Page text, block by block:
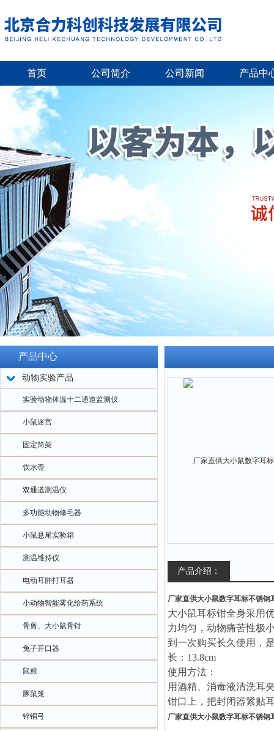
首页 公司简介 公司新闻 产品中
产品中心
动物实验产品
实验动物体温十二通道监测仪
小鼠迷宫
固定筒架
饮水壶
双通道测温仪
多功能动物修毛器
小鼠悬尾实验箱
测温维持仪
电动耳肿打耳器
小动物智能雾化给药系统
骨剪、大小鼠骨钳
兔子开口器
鼠粮
豚鼠笼
锌铜弓
产品介绍：
厂家直供大小鼠数字耳标不锈钢
大小鼠耳标钳全身采用
力均匀，动物痛苦性极
到一次购买长久使用，
长： 13.8cm
使用方法：
用酒精、消毒液清洗耳
钳口上，把封闭器紧贴
厂家直供大小鼠数字耳标不锈钢